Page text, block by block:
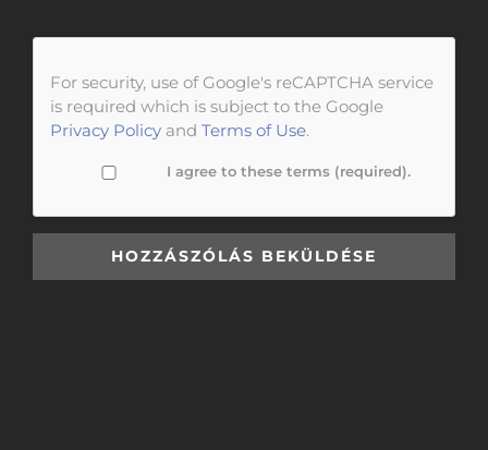
For security, use of Google's reCAPTCHA service
is required which is subject to the Google
Privacy Policy and Terms of Use.
I agree to these terms (required).